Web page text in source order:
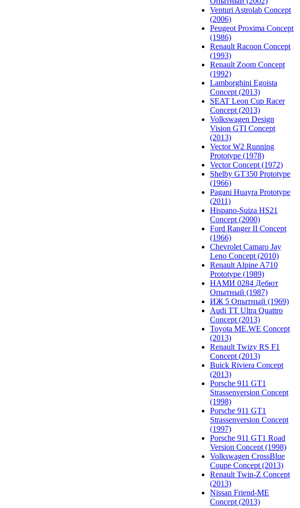
Venturi Astrolab Concept
(2006)
Peugeot Proxima Concept
(1986)
Renault Racoon Concept
(1993)
Renault Zoom Concept
(1992)
Lamborghini Egoista
Concept (2013)
SEAT Leon Cup Racer
Concept (2013)
Volkswagen Design
Vision GTI Concept
(2013)
Vector W2 Running
Prototype (1978)
Vector Concept (1972)
Shelby GT350 Prototype
(1966)
Pagani Huayra Prototype
(2011)
Hispano-Suiza HS21
Concept (2000)
Ford Ranger II Concept
(1966)
Chevrolet Camaro Jay
Leno Concept (2010)
Renault Alpine A710
Prototype (1989)
НАМИ 0284 Дебют
Опытный (1987)
ИЖ 5 Опытный (1969)
Audi TT Ultra Quattro
Concept (2013)
Toyota ME.WE Concept
(2013)
Renault Twizy RS F1
Concept (2013)
Buick Riviera Concept
(2013)
Porsche 911 GT1
Strassenversion Concept
(1998)
Porsche 911 GT1
Strassenversion Concept
(1997)
Porsche 911 GT1 Road
Version Concept (1998)
Volkswagen CrossBlue
Coupe Concept (2013)
Renault Twin-Z Concept
(2013)
Nissan Friend-ME
Concept (2013)